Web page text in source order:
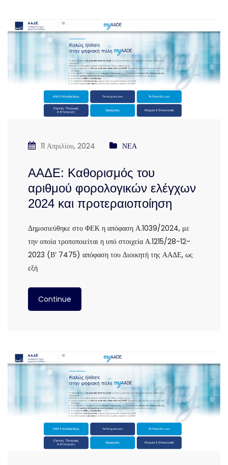
11 Απριλίου, 2024 ΝΕΑ
ΑΑΔΕ: Καθορισμός του
αριθμού φορολογικών ελέγχων
2024 και προτεραιοποίηση
Δημοσιεύθηκε στο ΦΕΚ η απόφαση Α.1039/2024, με
την οποία τροποποιείται η υπό στοιχεία Α.1215/28-12-
2023 (Β’ 7475) απόφαση του Διοικητή της ΑΑΔΕ, ως
εξή
Continue